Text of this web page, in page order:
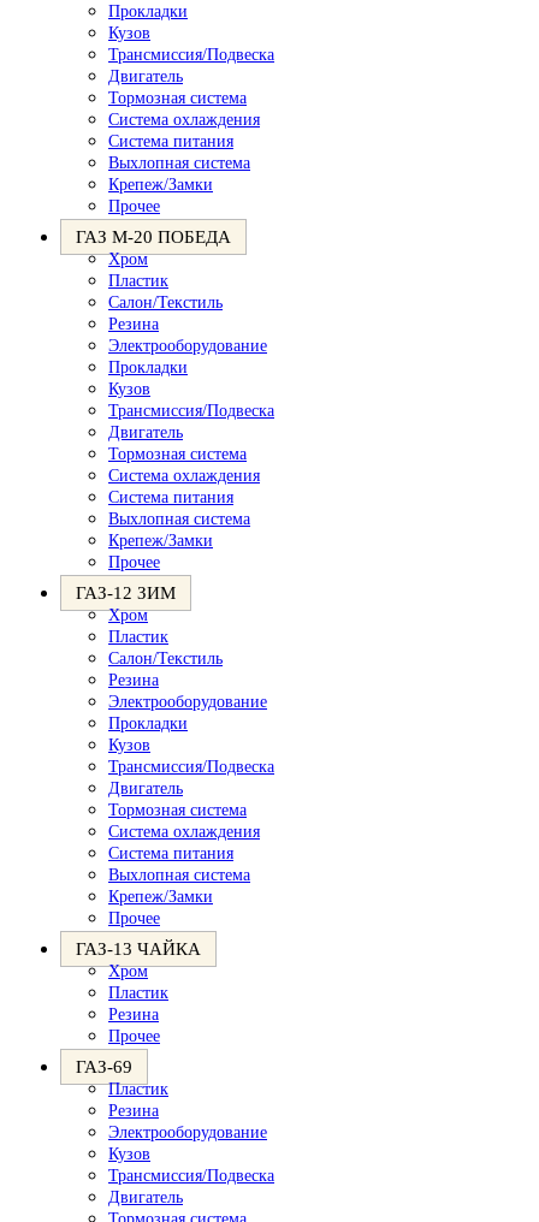
Прокладки
Кузов
Трансмиссия/Подвеска
Двигатель
Тормозная система
Система охлаждения
Система питания
Выхлопная система
Крепеж/Замки
Прочее
ГАЗ М-20 ПОБЕДА
Хром
Пластик
Салон/Текстиль
Резина
Электрооборудование
Прокладки
Кузов
Трансмиссия/Подвеска
Двигатель
Тормозная система
Система охлаждения
Система питания
Выхлопная система
Крепеж/Замки
Прочее
ГАЗ-12 ЗИМ
Хром
Пластик
Салон/Текстиль
Резина
Электрооборудование
Прокладки
Кузов
Трансмиссия/Подвеска
Двигатель
Тормозная система
Система охлаждения
Система питания
Выхлопная система
Крепеж/Замки
Прочее
ГАЗ-13 ЧАЙКА
Хром
Пластик
Резина
Прочее
ГАЗ-69
Пластик
Резина
Электрооборудование
Кузов
Трансмиссия/Подвеска
Двигатель